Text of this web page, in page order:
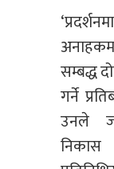
सम्बद्ध
गर्ने
उनले